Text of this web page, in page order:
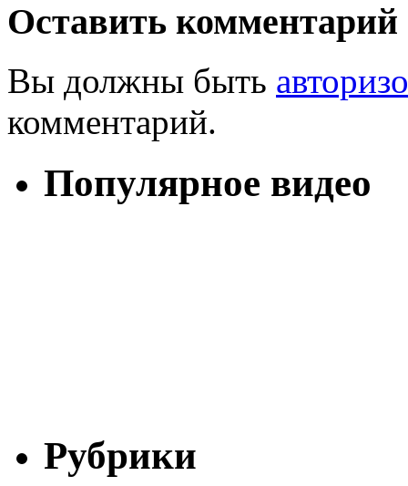
Оставить комментарий
Вы должны быть
комментарий.
Популярное видео
Рубрики